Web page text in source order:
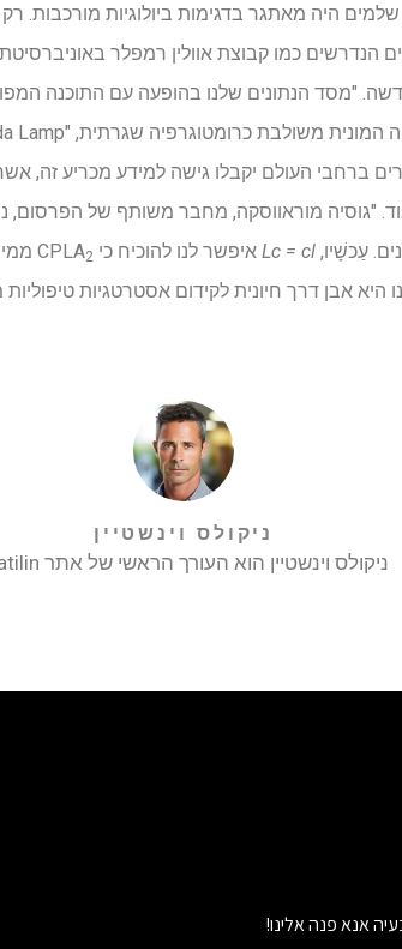
שלמים היה מאתגר בדגימות ביולוגיות
הנדרשים כמו קבוצת אוולין רמפלר
"מסד הנתונים שלנו בהופעה עם התוכנה
ברחבי העולם יקבלו גישה למידע מכריע זה,
"גוסיה מוראווסקה, מחבר משותף של הפרסום,
עַכשָׁיו, Lc = cl איפשר לנו להוכיח כי CPLA 2
השיטה שלנו היא אבן דרך חיונית לקידום אסטרטגיות
ניקולס וינשטיין
ניקולס וינשטיין הוא העורך הראשי של אתר Datilin.
אנא פנה אלינו!